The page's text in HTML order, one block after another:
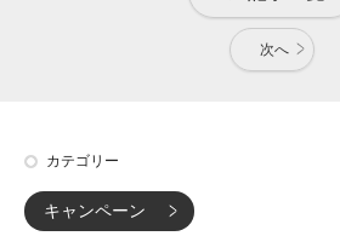
次へ
カテゴリー
キャンペーン